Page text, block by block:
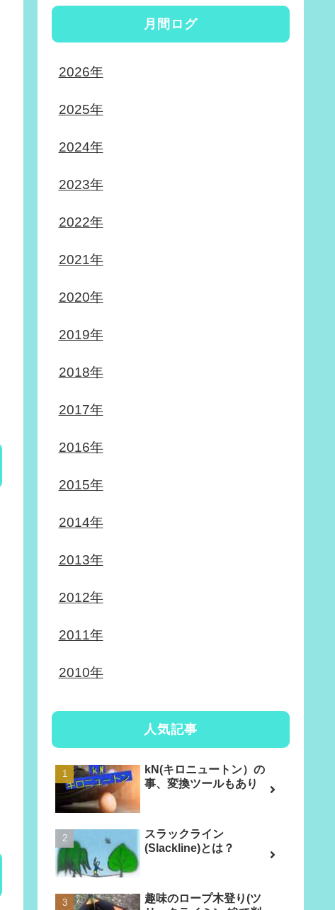
月間ログ
2026年
2025年
2024年
2023年
2022年
2021年
2020年
2019年
2018年
2017年
2016年
2015年
2014年
2013年
2012年
2011年
2010年
人気記事
kN(キロニュートン）の
事、変換ツールもあり
スラックライン
(Slackline)とは？
趣味のロープ木登り(ツ